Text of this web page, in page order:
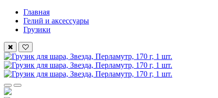
Главная
Гелий и аксессуары
Грузики